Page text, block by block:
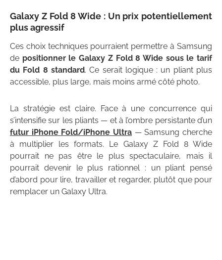
Galaxy Z Fold 8 Wide : Un prix potentiellement
plus agressif
Ces choix techniques pourraient permettre à Samsung
de positionner le Galaxy Z Fold 8 Wide sous le tarif
du Fold 8 standard. Ce serait logique : un pliant plus
accessible, plus large, mais moins armé côté photo.
La stratégie est claire. Face à une concurrence qui
s’intensifie sur les pliants — et à l’ombre persistante d’un
futur iPhone Fold/iPhone Ultra — Samsung cherche
à multiplier les formats. Le Galaxy Z Fold 8 Wide
pourrait ne pas être le plus spectaculaire, mais il
pourrait devenir le plus rationnel : un pliant pensé
d’abord pour lire, travailler et regarder, plutôt que pour
remplacer un Galaxy Ultra.